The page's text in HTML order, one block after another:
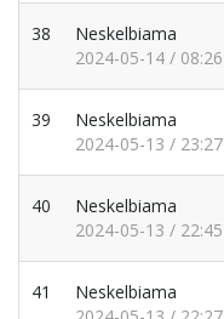
38
Neskelbiama
2024-05-14 / 08:26
39
Neskelbiama
2024-05-13 / 23:27
40
Neskelbiama
2024-05-13 / 22:45
41
Neskelbiama